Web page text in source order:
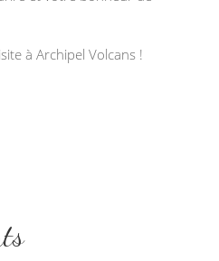
à Archipel Volcans !